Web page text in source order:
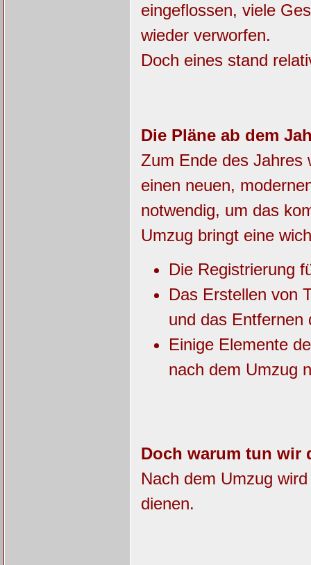
eingeflossen, viele
wieder verworfen.
Doch eines stand
Die Pläne ab dem
Zum Ende des Jahres
einen neuen,
notwendig, um das
Umzug bringt eine
Die Registrierung
Das Erstellen von
und das Entfernen
Einige Elemente
nach dem Umzug
Doch warum tun wir
Nach dem Umzug
dienen.